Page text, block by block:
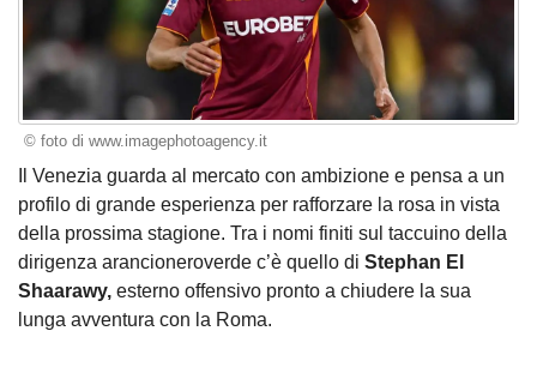
© foto di www.imagephotoagency.it
Il Venezia guarda al mercato con ambizione e pensa a un
profilo di grande esperienza per rafforzare la rosa in vista
della prossima stagione. Tra i nomi finiti sul taccuino della
dirigenza arancioneroverde c’è quello di Stephan El
Shaarawy, esterno offensivo pronto a chiudere la sua
lunga avventura con la Roma.